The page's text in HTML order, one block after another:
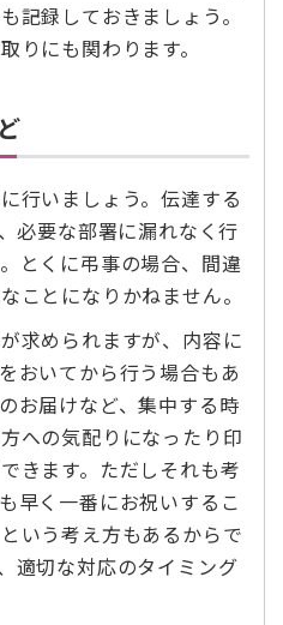
記録しておきましょう。
りにも関わります。
行いましょう。伝達する
必要な部署に漏れなく行
とくに弔事の場合、間違
ことになりかねません。
求められますが、内容に
おいてから行う場合もあ
お届けなど、集中する時
への気配りになったり印
きます。ただしそれも考
早く一番にお祝いするこ
いう考え方もあるからで
適切な対応のタイミング